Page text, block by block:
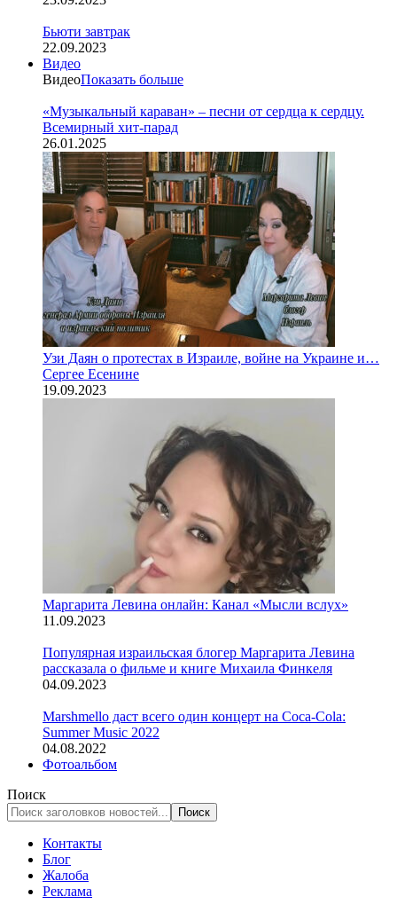
Бьюти завтрак
22.09.2023
Видео
ВидеоПоказать больше
«Музыкальный караван» – песни от сердца к сердцу.
Всемирный хит-парад
26.01.2025
Узи Даян о протестах в Израиле, войне на Украине и…
Сергее Есенине
19.09.2023
Маргарита Левина онлайн: Канал «Мысли вслух»
11.09.2023
Популярная израильская блогер Маргарита Левина
рассказала о фильме и книге Михаила Финкеля
04.09.2023
Marshmello даст всего один концерт на Coca-Cola:
Summer Music 2022
04.08.2022
Фотоальбом
Поиск
Контакты
Блог
Жалоба
Реклама